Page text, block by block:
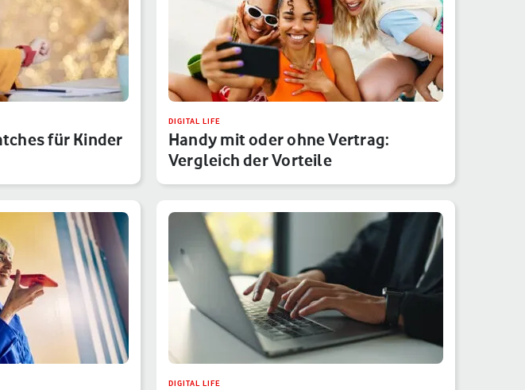
für Kinder
DIGITAL LIFE
Handy mit oder ohne Vertrag:
Vergleich der Vorteile
DIGITAL LIFE